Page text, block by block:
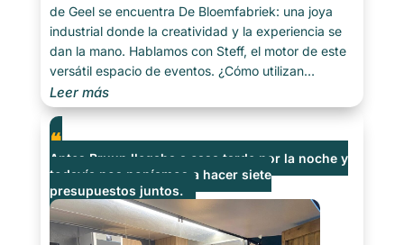
de Geel se encuentra De Bloemfabriek: una joya
industrial donde la creatividad y la experiencia se
dan la mano. Hablamos con Steff, el motor de este
versátil espacio de eventos. ¿Cómo utilizan
Catermonkey en su día a día? [...]
Leer más
Antes Bruun llegaba a casa tarde por la noche y
todavía nos poníamos a hacer siete
presupuestos juntos.